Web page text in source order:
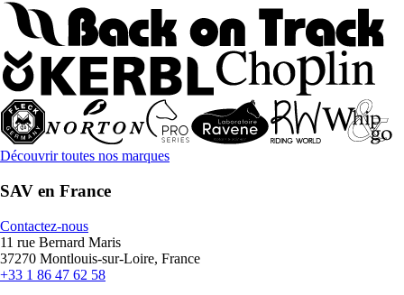
Découvrir toutes nos marques
SAV en France
Contactez-nous
11 rue Bernard Maris
37270 Montlouis-sur-Loire, France
+33 1 86 47 62 58